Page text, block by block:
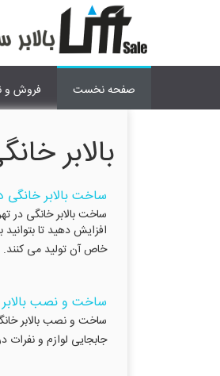
صفحه نخست فروش و
بالابر
ساخت بالابر خانگی
ساخت بالابر خانگی در
افزایش دهید تا
خاص آن تولید می
ساخت و نصب
جابجایی لوازم و نفرات